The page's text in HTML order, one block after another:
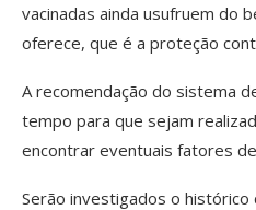
vacinadas ainda usufruem do
oferece, que é a proteção
A recomendação do sistema
tempo para que sejam
encontrar eventuais fatores
Serão investigados o histórico